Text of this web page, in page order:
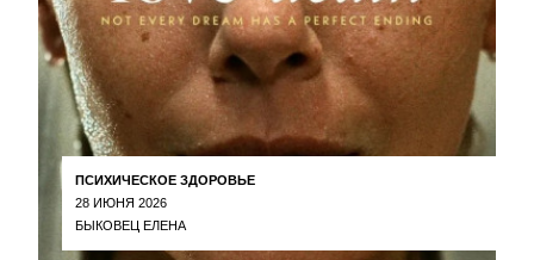
ПСИХИЧЕСКОЕ ЗДОРОВЬЕ
28 ИЮНЯ 2026
БЫКОВЕЦ ЕЛЕНА